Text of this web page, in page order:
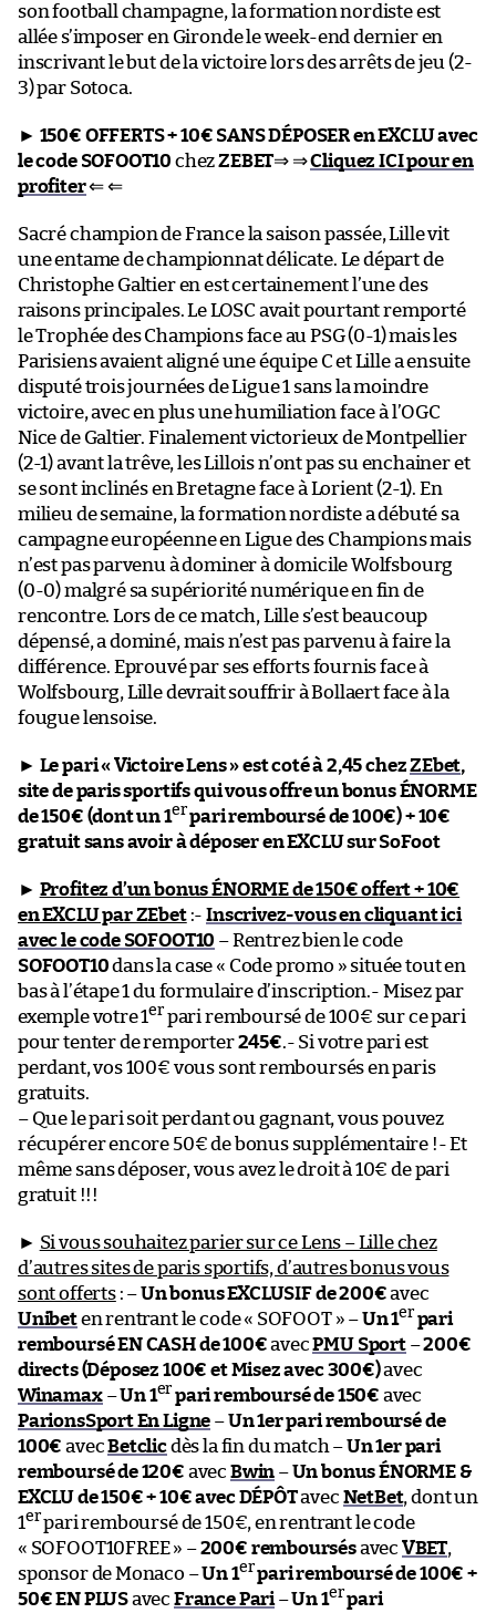
son football champagne, la formation nordiste est
allée s’imposer en Gironde le week-end dernier en
inscrivant le but de la victoire lors des arrêts de jeu (2-
3) par Sotoca.
► 150€ OFFERTS + 10€ SANS DÉPOSER en EXCLU avec
le code SOFOOT10 chezZEBET⇒ ⇒Cliquez ICI pour en
profiter⇐ ⇐
Sacré champion de France la saison passée, Lille vit
une entame de championnat délicate. Le départ de
Christophe Galtier en est certainement l’une des
raisons principales. Le LOSC avait pourtant remporté
le Trophée des Champions face au PSG (0-1) mais les
Parisiens avaient aligné une équipe C et Lille a ensuite
disputé trois journées de Ligue 1 sans la moindre
victoire, avec en plus une humiliation face à l’OGC
Nice de Galtier. Finalement victorieux de Montpellier
(2-1) avant la trêve, les Lillois n’ont pas su enchainer et
se sont inclinés en Bretagne face à Lorient (2-1). En
milieu de semaine, la formation nordiste a débuté sa
campagne européenne en Ligue des Champions mais
n’est pas parvenu à dominer à domicile Wolfsbourg
(0-0) malgré sa supériorité numérique en fin de
rencontre. Lors de ce match, Lille s’est beaucoup
dépensé, a dominé, mais n’est pas parvenu à faire la
différence. Eprouvé par ses efforts fournis face à
Wolfsbourg, Lille devrait souffrir à Bollaert face à la
fougue lensoise.
► Le pari « Victoire Lens » est coté à 2,45 chezZEbet,
site de paris sportifs qui vous offre un bonus ÉNORME
de 150€ (dont un 1erpari remboursé de 100€) + 10€
gratuit sans avoir à déposer en EXCLU sur SoFoot
► Profitez d’un bonus ÉNORME de 150€ offert + 10€
en EXCLU par ZEbet:-Inscrivez-vous en cliquant ici
avec le code SOFOOT10 – Rentrez bien le code
SOFOOT10dans la case « Code promo » située tout en
bas à l’étape 1 du formulaire d’inscription.- Misez par
exemple votre 1er pari remboursé de 100€ sur ce pari
pour tenter de remporter245€.- Si votre pari est
perdant, vos 100€ vous sont remboursés en paris
gratuits.
– Que le pari soit perdant ou gagnant, vous pouvez
récupérer encore 50€ de bonus supplémentaire !- Et
même sans déposer, vous avez le droit à 10€ de pari
gratuit !!!
► Si vous souhaitez parier sur ce Lens – Lille chez
d’autres sites de paris sportifs, d’autres bonus vous
sont offerts: –Un bonus EXCLUSIF de 200€avec
Unibeten rentrant le code « SOFOOT » –Un 1er pari
remboursé EN CASH de 100€avecPMU Sport–200€
directs (Déposez 100€ et Misez avec 300€)avec
Winamax–Un 1er pari remboursé de 150€ avec
ParionsSport En Ligne –Un 1er pari remboursé de
100€ avecBetclicdès la fin du match –Un 1er pari
remboursé de 120€ avec Bwin –Un bonus ÉNORME &
EXCLU de 150€ + 10€ avec DÉPÔTavec NetBet, dont un
1erpari remboursé de 150€, en rentrant le code
« SOFOOT10FREE » –200€ remboursésavec VBET,
sponsor de Monaco –Un 1erpari remboursé de 100€ +
50€ EN PLUSavec France Pari–Un 1erpari